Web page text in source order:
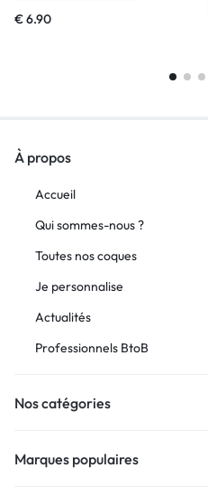
€6.90
À propos
Accueil
Qui sommes-nous ?
Toutes nos coques
Je personnalise
Actualités
Professionnels BtoB
Nos catégories
Marques populaires